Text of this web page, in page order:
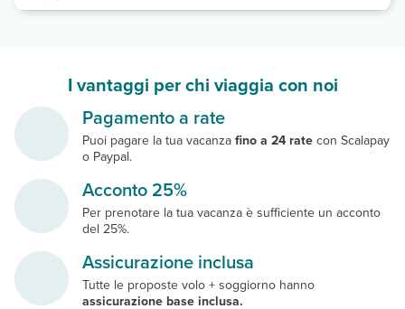
I vantaggi per chi viaggia con noi
Pagamento a rate
Puoi pagare la tua vacanzafino a 24 ratecon Scalapay
o Paypal.
Acconto 25%
Per prenotare la tua vacanza è sufficiente un acconto
del 25%.
Assicurazione inclusa
Tutte le proposte volo + soggiorno hanno
assicurazione base inclusa.